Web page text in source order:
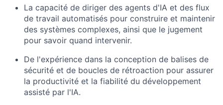
La capacité de diriger des agents d'IA et des flux
de travail automatisés pour construire et maintenir
des systèmes complexes, ainsi que le jugement
pour savoir quand intervenir.
De l'expérience dans la conception de balises de
sécurité et de boucles de rétroaction pour assurer
la productivité et la fiabilité du développement
assisté par l'IA.